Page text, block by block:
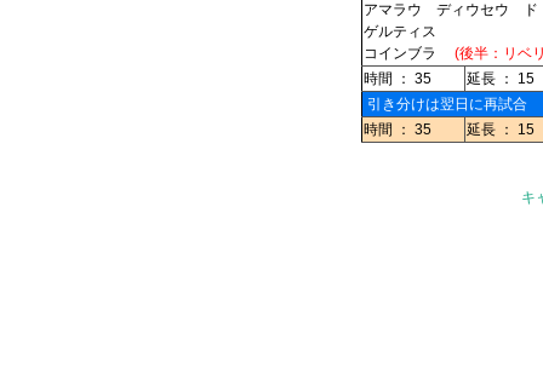
アマラウ ディウセウ ド
ゲルティス
コインブラ
(後半：リベ
時間 ： 35
延長 ： 15
引き分けは翌日に再試合
時間 ： 35
延長 ： 15
キ